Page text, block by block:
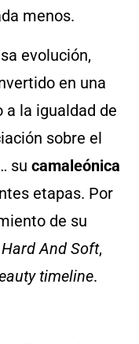
menos.
evolución,
en una
la igualdad de
sobre el
su camaleónica
etapas. Por
de su
And Soft,
timeline.